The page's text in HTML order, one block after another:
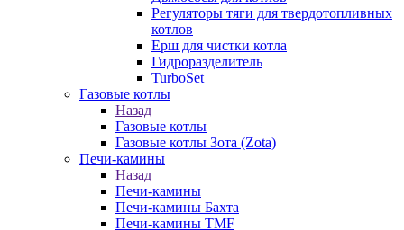
Регуляторы тяги для твердотопливных
котлов
Ерш для чистки котла
Гидроразделитель
TurboSet
Газовые котлы
Назад
Газовые котлы
Газовые котлы Зота (Zota)
Печи-камины
Назад
Печи-камины
Печи-камины Бахта
Печи-камины TMF